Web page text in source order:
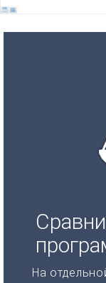
На